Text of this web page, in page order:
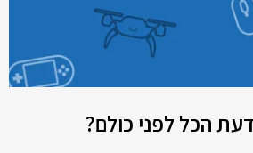
הכל לפני כולם?